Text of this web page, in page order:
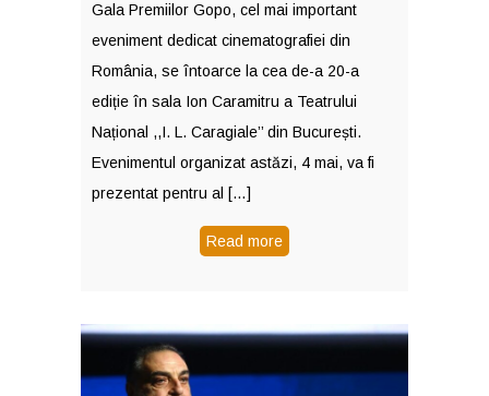
Gala Premiilor Gopo, cel mai important
eveniment dedicat cinematografiei din
România, se întoarce la cea de-a 20-a
ediție în sala Ion Caramitru a Teatrului
Național ,,I. L. Caragiale’’ din București.
Evenimentul organizat astăzi, 4 mai, va fi
prezentat pentru al […]
Read more